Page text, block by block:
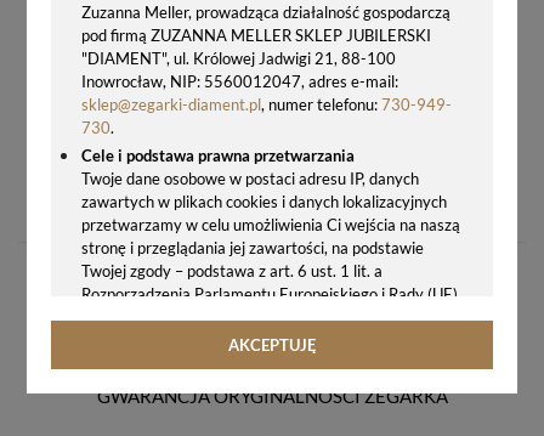
Zuzanna Meller, prowadząca działalność gospodarczą
pod firmą ZUZANNA MELLER SKLEP JUBILERSKI
"DIAMENT", ul. Królowej Jadwigi 21, 88-100
Inowrocław, NIP: 5560012047, adres e-mail:
sklep@zegarki-diament.pl, numer telefonu:730-949-
730.
Cele i podstawa prawna przetwarzania
Twoje dane osobowe w postaci adresu IP, danych
zawartych w plikach cookies i danych lokalizacyjnych
przetwarzamy w celu umożliwienia Ci wejścia na naszą
stronę i przeglądania jej zawartości, na podstawie
Twojej zgody – podstawa z art. 6 ust. 1 lit. a
Rozporządzenia Parlamentu Europejskiego i Rady (UE)
2016/679 z 27.04.2016 r. w sprawie ochrony osób
fizycznych w związku z przetwarzaniem danych
rozporządzenie o ochronie danych, tj. RODO).
AKCEPTUJĘ
78,00 zł
GWARANCJA ORYGINALNOŚCI ZEGARKA